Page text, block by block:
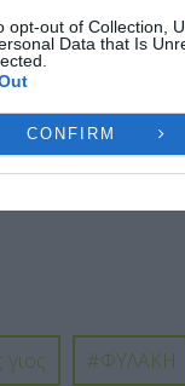
opt-out of Collection,
Data that Is
CONFIRM
γιος ΦΥΛΑΚΗ